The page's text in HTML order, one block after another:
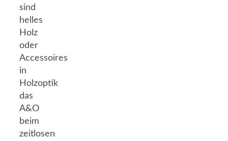
sind
helles
Holz
oder
Accessoires
in
Holzoptik
das
A&O
beim
zeitlosen